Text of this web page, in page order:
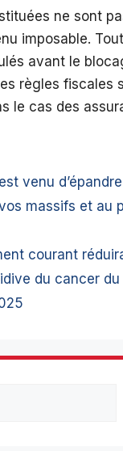
ne sont
imposable.
avant le
règles fiscales
le cas des
venu
massifs et au
courant
du cancer